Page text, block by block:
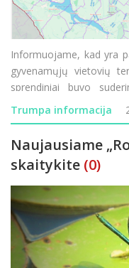
Informuojame, kad yra
gyvenamųjų vietovių
sprendiniai buvo
institucijomis. Su
gyvenamųjų vietovių
Trumpa informacija
Naujausiame
skaitykite (0)